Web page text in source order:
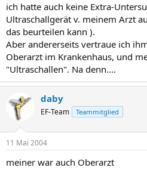
ich hatte auch keine Extra-
Ultraschallgerät v. meinem Arzt
das beurteilen kann ).
Aber andererseits vertraue ich
Oberarzt im Krankenhaus, und
"Ultraschallen". Na denn....
daby
EF-Team Teammitglied
11 Mai 2004
meiner war auch Oberarzt